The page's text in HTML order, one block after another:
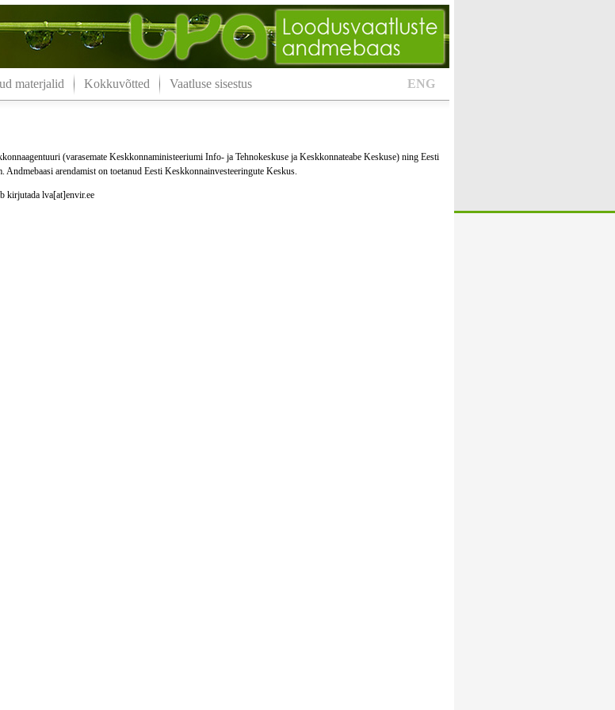
ENG
materjalid Kokkuvõtted Vaatluse sisestus
(varasemate Keskkonnaministeeriumi Info- ja Tehnokeskuse ja Keskkonnateabe Keskuse) ning Eesti
Andmebaasi arendamist on toetanud Eesti Keskkonnainvesteeringute Keskus.
kirjutada lva[at]envir.ee